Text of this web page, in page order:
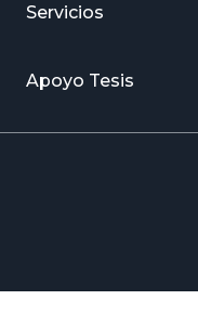
Servicios
Apoyo Tesis